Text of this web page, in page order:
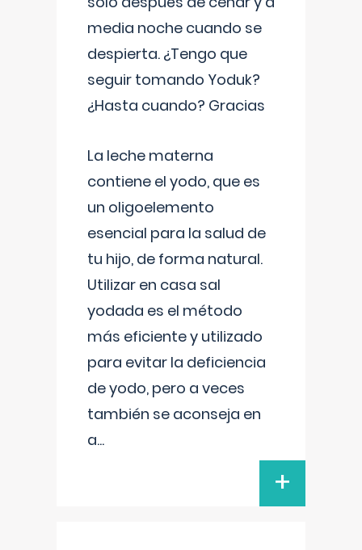
media noche cuando se
despierta. ¿Tengo que
seguir tomando Yoduk?
¿Hasta cuando? Gracias
La leche materna
contiene el yodo, que es
un oligoelemento
esencial para la salud de
tu hijo, de forma natural.
Utilizar en casa sal
yodada es el método
más eficiente y utilizado
para evitar la deficiencia
de yodo, pero a veces
también se aconseja en
a...
+